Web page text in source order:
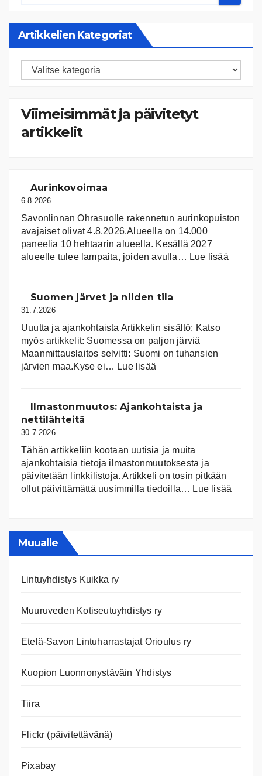
Artikkelien Kategoriat
Artikkelien
Viimeisimmät ja päivitetyt
artikkelit
Aurinkovoimaa
6.8.2026
Savonlinnan Ohrasuolle rakennetun aurinkopuiston
avajaiset olivat 4.8.2026.Alueella on 14.000
paneelia 10 hehtaarin alueella. Kesällä 2027
alueelle tulee lampaita, joiden avulla… Lue lisää:
Suomen järvet ja niiden tila
31.7.2026
Uuutta ja ajankohtaista Artikkelin sisältö: Katso
myös artikkelit: Suomessa on pal­jon jär­viä
Maanmittauslaitos selvitti: Suomi on tuhansien
järvien maa.Kyse ei… Lue lisää
ja
Ilmastonmuutos: Ajankohtaista ja
nettilähteitä
30.7.2026
Tähän artikkeliin kootaan uutisia ja muita
ajankohtaisia tietoja ilmastonmuutoksesta ja
päivitetään linkkilistoja. Artikkeli on tosin pitkään
ollut päivittämättä uusimmilla tiedoilla… Lue lisää
Muualle
Lintuyhdistys Kuikka ry
Muuruveden Kotiseutuyhdistys ry
Etelä-Savon Lintuharrastajat Orioulus ry
Kuopion Luonnonystäväin Yhdistys
Tiira
Flickr (päivitettävänä)
Pixabay